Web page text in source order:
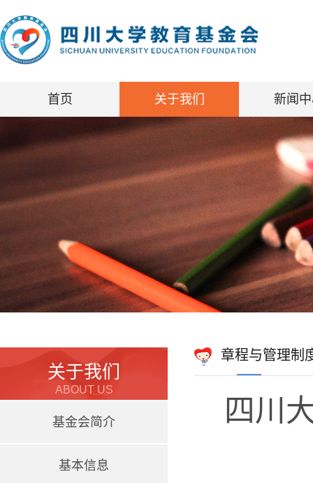
首页 关于我们 新闻
关于我们
ABOUT US
基金会简介
基本信息
章程与管理制
四川